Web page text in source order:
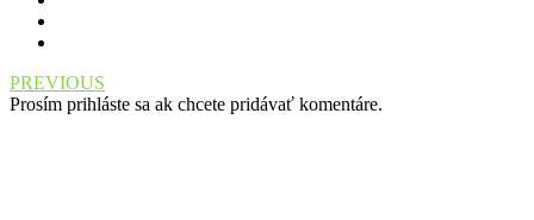
PREVIOUS
Prosím prihláste sa ak chcete pridávať komentáre.